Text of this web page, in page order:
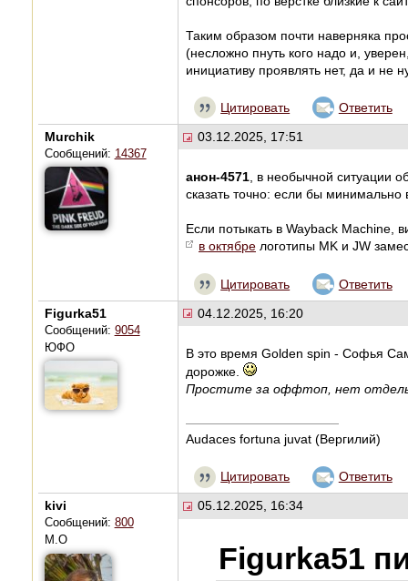
Таким образом почти наверняка
(несложно пнуть кого надо и,
инициативу проявлять нет, да и не
Цитировать Ответить
Murchik
Сообщений: 14367
03.12.2025, 17:51
анон-4571, в необычной ситуации
сказать точно: если бы
Если потыкать в Wayback Machine,
в октябрелоготипы MK и JW
Цитировать Ответить
Figurka51
Сообщений: 9054
ЮФО
04.12.2025, 16:20
В это время Golden spin - Софья
дорожке.
Простите за оффтоп, нет
Audaces fortuna juvat (Вергилий)
Цитировать Ответить
kivi
Сообщений: 800
М.О
05.12.2025, 16:34
Figurka51